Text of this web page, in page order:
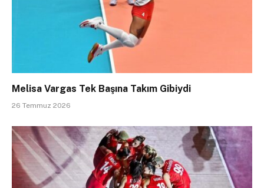
Melisa Vargas Tek Başına Takım Gibiydi
26 Temmuz 2026